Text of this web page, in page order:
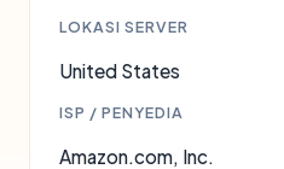
LOKASI SERVER
United States
ISP / PENYEDIA
Amazon.com, Inc.